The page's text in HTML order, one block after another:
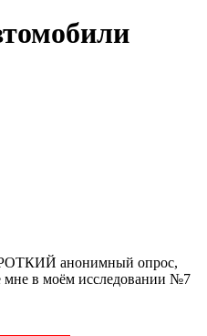
анонимный опрос,
мне в моём исследовании №7